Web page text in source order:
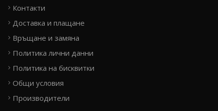
Контакти
Доставка и плащане
Връщане и замяна
Политика лични данни
Политика на бисквитки
Общи условия
Производители